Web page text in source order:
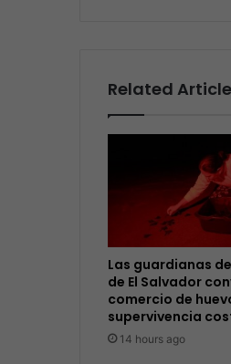
Related
Las guardianas
de El Salvador
comercio de
supervivencia
14 hours ago